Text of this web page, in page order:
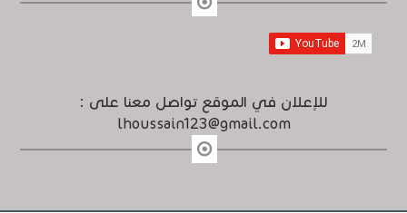
للإعلان في الموقع تواصل معنا على :
lhoussain123@gmail.com